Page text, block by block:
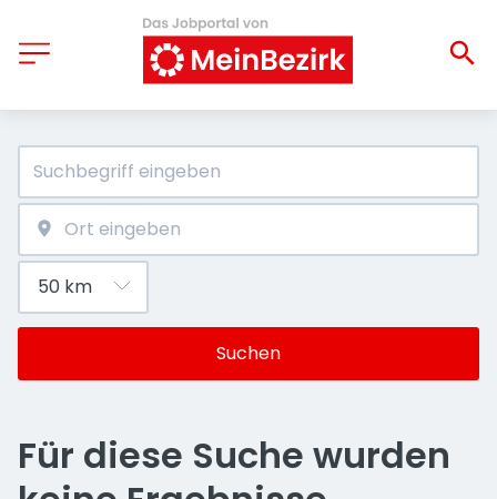
Suchen
Für diese Suche wurden